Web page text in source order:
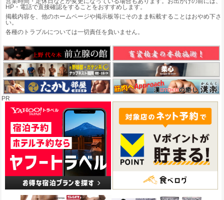
HP・電話で直接確認をすることをおすすめします。
掲載内容を、他のホームページや掲示板等にそのまま転載することはおやめ下さ
い。
各種のトラブルについては一切責任を負いません。
PR